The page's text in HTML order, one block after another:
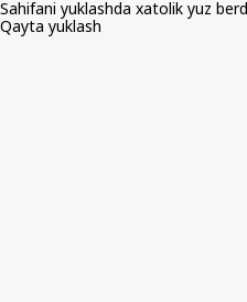
Sahifani yuklashda xatolik yuz
Qayta yuklash